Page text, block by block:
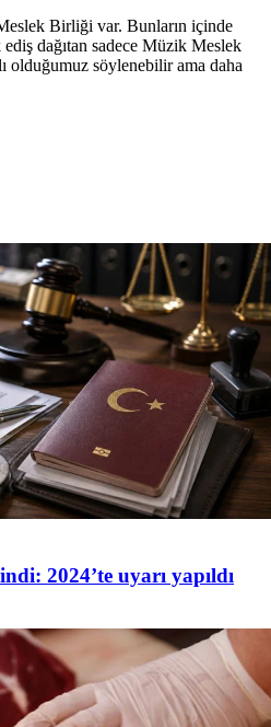
Birliği var. Bunların içinde
dağıtan sadece Müzik Meslek
olduğumuz söylenebilir ama daha
2024’te uyarı yapıldı